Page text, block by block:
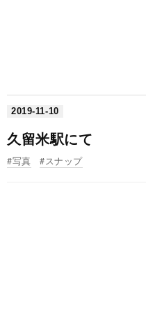
2019-11-10
久留米駅にて
写真 スナップ